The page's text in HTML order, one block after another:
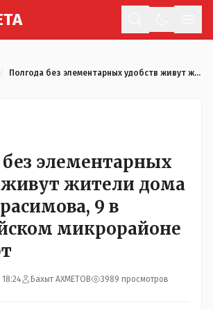
Полгода без элементарных удобств живут жители дома по ул. Герасимова, 9 в костанайском микрорайоне Аэропорт
без элементарных
живут жители дома
9 в
микрорайоне
Бахыт АХМЕТОВ 3989 просмотров